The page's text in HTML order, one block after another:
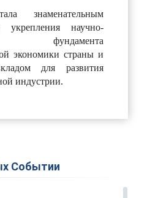
знаменательным
научно-
фундамента
экономики страны и
для развития
индустрии.
Событии